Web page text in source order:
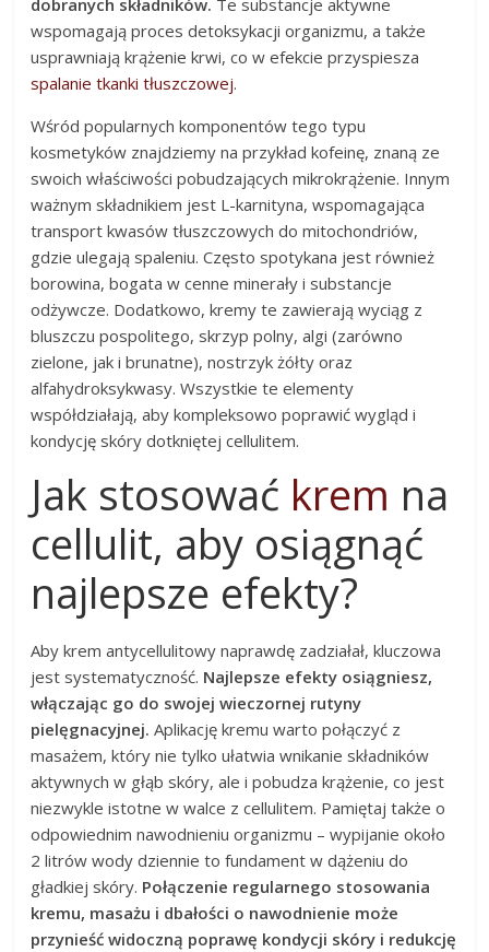
wspomagają proces detoksykacji organizmu, a także
usprawniają krążenie krwi, co w efekcie przyspiesza
spalanie tkanki tłuszczowej.
Wśród popularnych komponentów tego typu
kosmetyków znajdziemy na przykład kofeinę, znaną ze
swoich właściwości pobudzających mikrokrążenie. Innym
ważnym składnikiem jest L-karnityna, wspomagająca
transport kwasów tłuszczowych do mitochondriów,
gdzie ulegają spaleniu. Często spotykana jest również
borowina, bogata w cenne minerały i substancje
odżywcze. Dodatkowo, kremy te zawierają wyciąg z
bluszczu pospolitego, skrzyp polny, algi (zarówno
zielone, jak i brunatne), nostrzyk żółty oraz
alfahydroksykwasy. Wszystkie te elementy
współdziałają, aby kompleksowo poprawić wygląd i
kondycję skóry dotkniętej cellulitem.
Jak stosować krem na
cellulit, aby osiągnąć
najlepsze efekty?
Aby krem antycellulitowy naprawdę zadziałał, kluczowa
jest systematyczność. Najlepsze efekty osiągniesz,
włączając go do swojej wieczornej rutyny
pielęgnacyjnej. Aplikację kremu warto połączyć z
masażem, który nie tylko ułatwia wnikanie składników
aktywnych w głąb skóry, ale i pobudza krążenie, co jest
niezwykle istotne w walce z cellulitem. Pamiętaj także o
odpowiednim nawodnieniu organizmu – wypijanie około
2 litrów wody dziennie to fundament w dążeniu do
gładkiej skóry. Połączenie regularnego stosowania
kremu, masażu i dbałości o nawodnienie może
przynieść widoczną poprawę kondycji skóry i redukcję